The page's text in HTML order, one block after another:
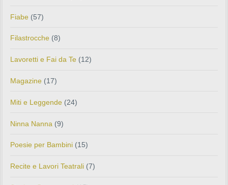
Fiabe (57)
Filastrocche (8)
Lavoretti e Fai da Te (12)
Magazine (17)
Miti e Leggende (24)
Ninna Nanna (9)
Poesie per Bambini (15)
Recite e Lavori Teatrali (7)